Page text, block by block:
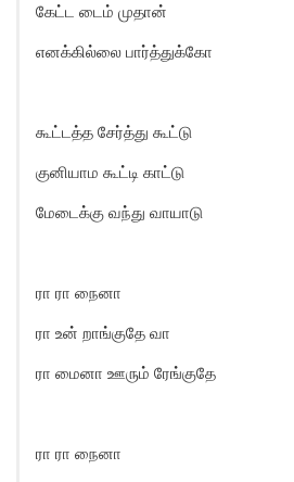
கேட்ட டைம் முதான்
எனக்கில்லை பார்த்துக்கோ
கூட்டத்த சேர்த்து கூட்டு
குனியாம கூட்டி காட்டு
மேடைக்கு வந்து வாயாடு
ரா ரா நைனா
ரா உன் றாங்குதே வா
ரா மைனா ஊரும் ரேங்குதே
ரா ரா நைனா